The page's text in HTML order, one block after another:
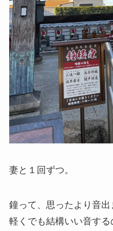
妻と１回ずつ。
鐘って、思ったより音出
軽くでも結構いい音す